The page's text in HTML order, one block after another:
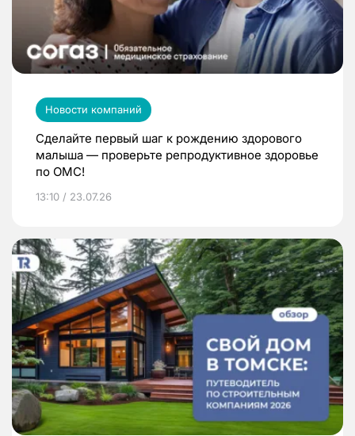
Новости компаний
Сделайте первый шаг к рождению здорового
малыша — проверьте репродуктивное здоровье
по ОМС!
13:10 / 23.07.26